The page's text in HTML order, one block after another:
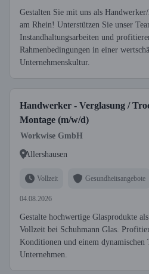
Gestalten Sie mit uns als
am Rhein! Unterstützen Sie unser
Instandhaltungsarbeiten und
Rahmenbedingungen in einer
Unternehmenskultur.
Handwerker - Verglasung /
Montage (m/w/d)
Workwise GmbH
Allershausen
Vollzeit Gesundheitsangebote
04.08.2026
Gestalte hochwertige Glasprodukte
Vollzeit bei Schuhmann Glas.
Konditionen und einem dynamischen
Unternehmen.